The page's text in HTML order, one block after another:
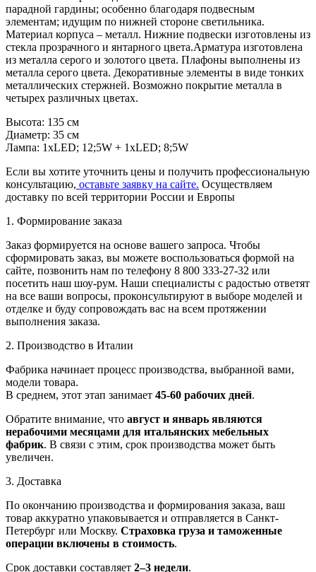
парадной гардины; особенно благодаря подвесным
элементам; идущим по нижней стороне светильника.
Материал корпуса – металл. Нижние подвески изготовлены из
стекла прозрачного и янтарного цвета.Арматура изготовлена
из металла серого и золотого цвета. Плафоны выполнены из
металла серого цвета. Декоративные элементы в виде тонких
металлических стержней. Возможно покрытие металла в
четырех различных цветах.
Высота: 135 см
Диаметр: 35 см
Лампа: 1xLED; 12;5W + 1xLED; 8;5W
Если вы хотите уточнить цены и получить профессиональную
консультацию, оставьте заявку на сайте. Осуществляем
доставку по всей территории России и Европы
1. Формирование заказа
Заказ формируется на основе вашего запроса. Чтобы
сформировать заказ, вы можете воспользоваться формой на
сайте, позвонить нам по телефону 8 800 333-27-32 или
посетить наш шоу-рум. Наши специалисты с радостью ответят
на все ваши вопросы, проконсультируют в выборе моделей и
отделке и буду сопровождать вас на всем протяжении
выполнения заказа.
2. Производство в Италии
Фабрика начинает процесс производства, выбранной вами,
модели товара.
В среднем, этот этап занимает 45-60 рабочих дней.
Обратите внимание, что август и январь являются
нерабочими месяцами для итальянских мебельных
фабрик. В связи с этим, срок производства может быть
увеличен.
3. Доставка
По окончанию производства и формирования заказа, ваш
товар аккуратно упаковывается и отправляется в Санкт-
Петербург или Москву. Страховка груза и таможенные
операции включены в стоимость.
Срок доставки составляет 2–3 недели.